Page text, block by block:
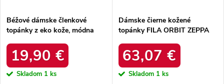
Béžové dámske členkové
topánky z eko kože, módna
32BE
19,90 €
Skladom 1 ks
Dámske čierne kožené
topánky FILA ORBIT ZEPPA
1010458.25Y
63,07 €
Skladom 1 ks